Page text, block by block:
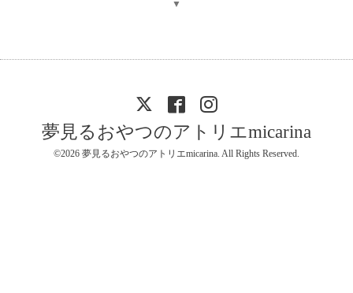
▼
夢見るおやつのアトリエmicarina
©2026 夢見るおやつのアトリエmicarina . All Rights Reserved.